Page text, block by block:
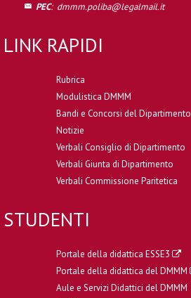
PEC: dmmm.poliba@legalmail.it
LINK RAPIDI
Rubrica
Modulistica DMMM
Bandi e Concorsi del Dipartimento
Notizie
Verbali Consiglio di Dipartimento
Verbali Giunta di Dipartimento
Verbali Commissione Paritetica
STUDENTI
Portale della didattica ESSE3
Portale della didattica del DMMM
Aule e Servizi Didattici del DMMM